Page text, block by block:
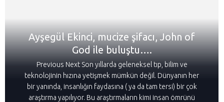
Ayşegül Ekinci, mucize şifacı, John of
God ile buluştu….
Previous Next Son yıllarda geleneksel tıp, bilim ve
teknolojinin hızına yetişmek mümkün değil. Dünyanın her
bir yanında, insanlığın faydasına ( ya da tam tersi) bir çok
araştırma yapılıyor. Bu araştırmaların kimi insan ömrünü